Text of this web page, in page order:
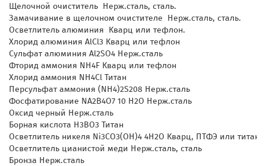
Щелочной очиститель Нерж.сталь, сталь.
Замачивание в щелочном очистителе Нерж.сталь, сталь.
Осветлитель алюминия Кварц или тефлон.
Хлорид алюминия AlCl3 Кварц или тефлон
Сульфат алюминия Al2SO4 Нерж.сталь
Фторид аммония NH4F Кварц или тефлон
Хлорид аммония NH4Cl Титан
Персульфат аммония (NH4)2S208 Нерж.сталь
Фосфатирование NA2B4O7 10 H2O Нерж.сталь
Оксид черный Нерж.сталь
Борная кислота H3BO3 Титан
Осветлитель никеля Ni3CO3(OH)4 4H2O Кварц, ПТФЭ или титан
Осветлитель цианистой меди Нерж.сталь, сталь
Бронза Нерж.сталь